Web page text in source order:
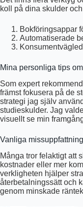
koll på dina skulder
Bokföringsappar
Automatiserade
Mina personliga tips
Som expert
främst fokusera på de
strategi jag själv
studieskulder. Jag
visuellt se min
Vanliga
Många tror felaktigt att
kostnader eller mer
verkligheten hjälper
återbetalningssätt och
genom minskade